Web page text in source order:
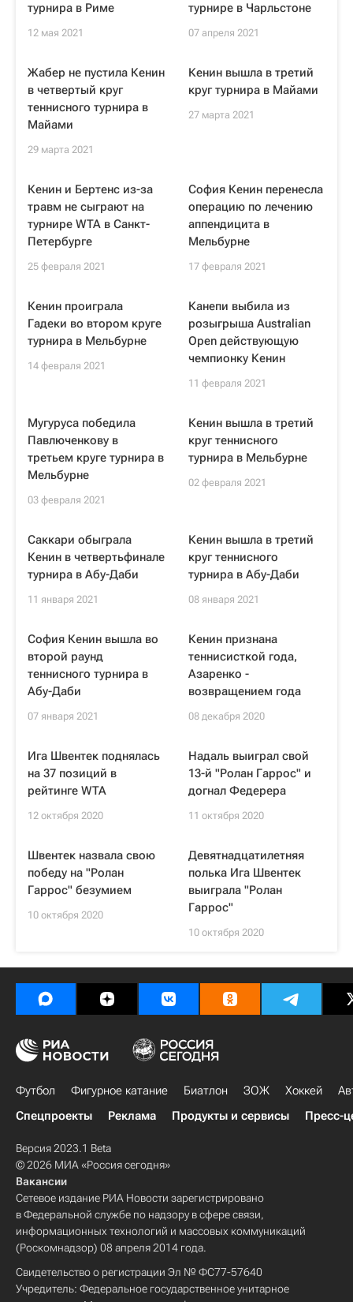
турнира в Риме
12 мая 2021
турнире в Чарльстоне
07 апреля 2021
Жабер не пустила Кенин
в четвертый круг
теннисного турнира в
Майами
29 марта 2021
Кенин вышла в третий
круг турнира в Майами
27 марта 2021
Кенин и Бертенс из-за
травм не сыграют на
турнире WTA в Санкт-
Петербурге
25 февраля 2021
София Кенин перенесла
операцию по лечению
аппендицита в
Мельбурне
17 февраля 2021
Кенин проиграла
Гадеки во втором круге
турнира в Мельбурне
14 февраля 2021
Канепи выбила из
розыгрыша Australian
Open действующую
чемпионку Кенин
11 февраля 2021
Мугуруса победила
Павлюченкову в
третьем круге турнира в
Мельбурне
03 февраля 2021
Кенин вышла в третий
круг теннисного
турнира в Мельбурне
02 февраля 2021
Саккари обыграла
Кенин в четвертьфинале
турнира в Абу-Даби
11 января 2021
Кенин вышла в третий
круг теннисного
турнира в Абу-Даби
08 января 2021
София Кенин вышла во
второй раунд
теннисного турнира в
Абу-Даби
07 января 2021
Кенин признана
теннисисткой года,
Азаренко -
возвращением года
08 декабря 2020
Ига Швентек поднялась
на 37 позиций в
рейтинге WTA
12 октября 2020
Надаль выиграл свой
13-й "Ролан Гаррос" и
догнал Федерера
11 октября 2020
Швентек назвала свою
победу на "Ролан
Гаррос" безумием
10 октября 2020
Девятнадцатилетняя
полька Ига Швентек
выиграла "Ролан
Гаррос"
10 октября 2020
Футбол Фигурное катание Биатлон ЗОЖ Хоккей
Спецпроекты
Реклама Продукты и сервисы Пресс-
Версия 2023.1 Beta
© 2026 МИА «Россия сегодня»
Вакансии
Сетевое издание РИА Новости зарегистрировано
в Федеральной службе по надзору в сфере связи,
информационных технологий и массовых коммуникаций
(Роскомнадзор) 08 апреля 2014 года.
Свидетельство о регистрации Эл № ФС77-57640
Учредитель: Федеральное государственное унитарное